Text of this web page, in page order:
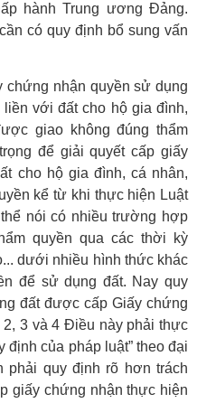
hành Trung ương Đảng.
có quy định bổ sung vấn
chứng nhận quyền sử dụng
với đất cho hộ gia đình,
giao không đúng thẩm
để giải quyết cấp giấy
cho hộ gia đình, cá nhân,
kể từ khi thực hiện Luật
nói có nhiều trường hợp
quyền qua các thời kỳ
dưới nhiều hình thức khác
để sử dụng đất. Nay quy
đất được cấp Giấy chứng
2, 3 và 4 Điều này phải thực
định của pháp luật” theo đại
phải quy định rõ hơn trách
giấy chứng nhận thực hiện